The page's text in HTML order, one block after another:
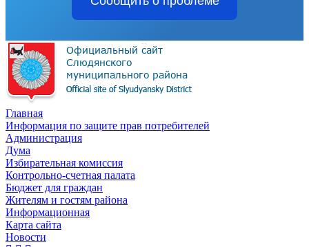
Главная
Информация по защите прав потребителей
Администрация
Дума
Избирательная комиссия
Контрольно-счетная палата
Бюджет для граждан
Жителям и гостям района
Информационная
Карта сайта
Новости